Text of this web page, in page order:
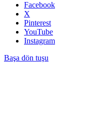
Facebook
X
Pinterest
YouTube
Instagram
Başa dön tuşu